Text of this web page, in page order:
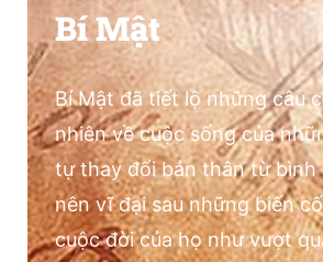
Bí Mật
Bí Mật đã tiết lộ những câu
nhiên về cuộc sống của
tự thay đổi bản thân từ
nên vĩ đại sau những biến
cuộc đời của họ như vượt